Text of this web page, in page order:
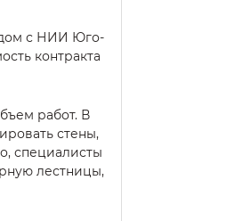
с НИИ Юго-
контракта
работ. В
стены,
специалисты
лестницы,